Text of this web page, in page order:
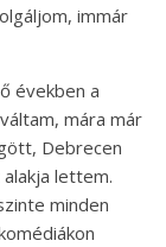
immár
években a
mára már
Debrecen
lettem.
minden